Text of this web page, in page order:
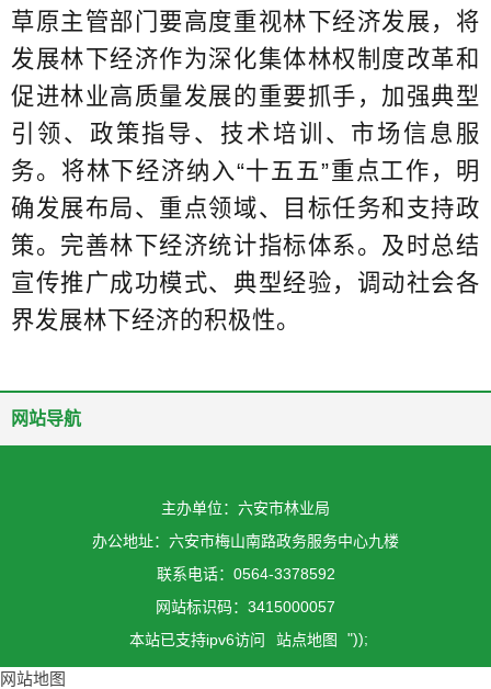
草原主管部门要高度重视林下经济发展，将
发展林下经济作为深化集体林权制度改革和
促进林业高质量发展的重要抓手，加强典型
引领、政策指导、技术培训、市场信息服
务。将林下经济纳入“十五五”重点工作，明
确发展布局、重点领域、目标任务和支持政
策。完善林下经济统计指标体系。及时总结
宣传推广成功模式、典型经验，调动社会各
界发展林下经济的积极性。
网站导航
主办单位：六安市林业局
办公地址：六安市梅山南路政务服务中心九楼
联系电话：0564-3378592
网站标识码：3415000057
本站已支持ipv6访问
站点地图 "));
网站地图